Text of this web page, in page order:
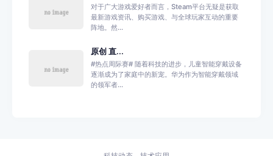
对于广大游戏爱好者而言，Steam平台无疑是获取
最新游戏资讯、购买游戏、与全球玩家互动的重要
阵地。然...
原创 直...
#热点周际赛# 随着科技的进步，儿童智能穿戴设备
逐渐成为了家庭中的新宠。华为作为智能穿戴领域
的领军者...